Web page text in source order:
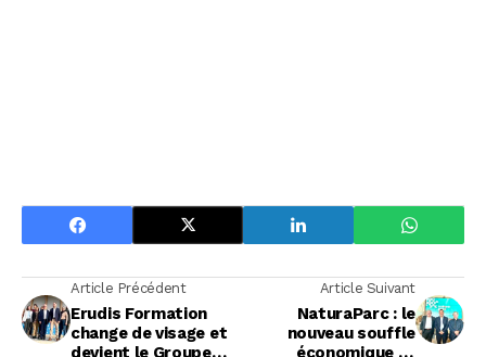
Article Précédent
Erudis Formation
change de visage et
devient le Groupe
Article Suivant
NaturaParc : le
nouveau souffle
économique et